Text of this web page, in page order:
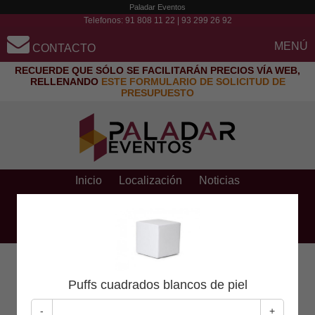
Paladar Eventos
Telefonos: 91 808 11 22 93 299 26 92
CONTACTO MENÚ
RECUERDE QUE SÓLO SE FACILITARÁN PRECIOS VÍA WEB,
RELLENANDO ESTE FORMULARIO DE SOLICITUD DE
PRESUPUESTO
Inicio Localización Noticias
Pago con tarjeta
Aún no ha seleccionado ningún producto
Puffs cuadrados blancos de piel
-
+